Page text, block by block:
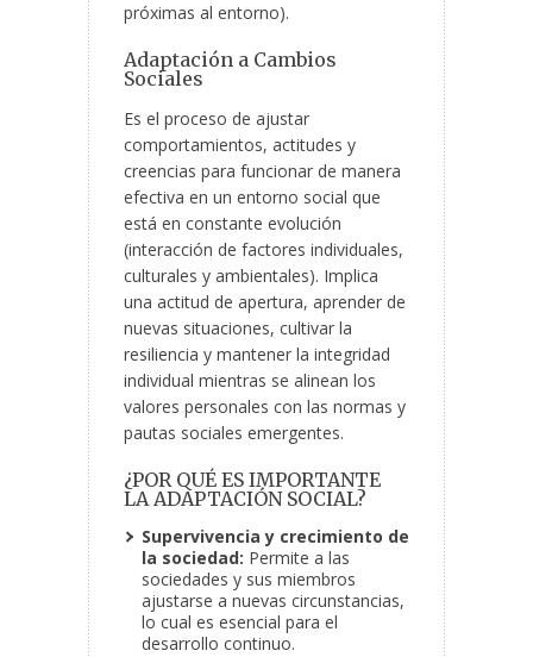
próximas al entorno).
Adaptación a Cambios
Sociales
Es el proceso de ajustar
comportamientos, actitudes y
creencias para funcionar de manera
efectiva en un entorno social que
está en constante evolución
(interacción de factores individuales,
culturales y ambientales). Implica
una actitud de apertura, aprender de
nuevas situaciones, cultivar la
resiliencia y mantener la integridad
individual mientras se alinean los
valores personales con las normas y
pautas sociales emergentes.
¿POR QUÉ ES IMPORTANTE
LA ADAPTACIÓN SOCIAL?
Supervivencia y crecimiento de
la sociedad: Permite a las
sociedades y sus miembros
ajustarse a nuevas circunstancias,
lo cual es esencial para el
desarrollo continuo.